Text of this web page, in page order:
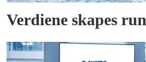
Verdiene skapes